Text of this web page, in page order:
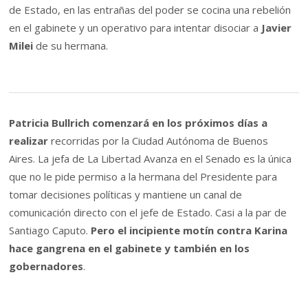
de Estado, en las entrañas del poder se cocina una rebelión
en el gabinete y un operativo para intentar disociar a Javier
Milei de su hermana.
Patricia Bullrich comenzará en los próximos días a
realizarrecorridas por la Ciudad Autónoma de Buenos
Aires. La jefa de La Libertad Avanza en el Senado es la única
que no le pide permiso a la hermana del Presidente para
tomar decisiones políticas y mantiene un canal de
comunicación directo con el jefe de Estado. Casi a la par de
Santiago Caputo. Pero el incipiente motín contra Karina
hace gangrena en el gabinete y también en los
gobernadores.